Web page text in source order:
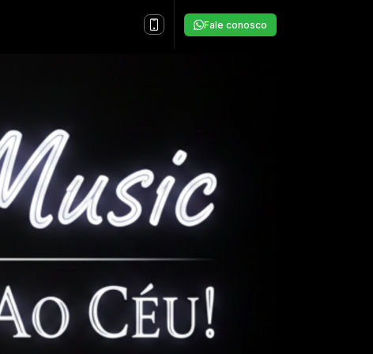
Fale conosco